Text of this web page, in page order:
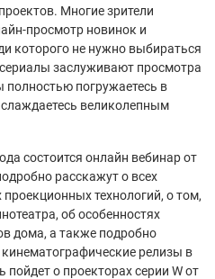
Многие зрители
просмотр новинок и
которого не нужно выбираться
заслуживают просмотра
полностью погружаетесь в
великолепным
состоится онлайн вебинар от
расскажут о всех
технологий, о том,
об особенностях
дома, а также подробно
релизы в
о проекторах серии W от